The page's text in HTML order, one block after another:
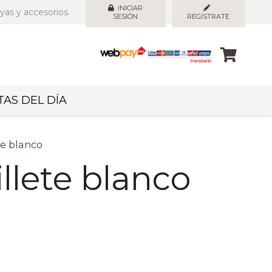
y accesorios.
INICIAR
SESIÓN
REGISTRATE
DEL DÍA
blanco
blanco